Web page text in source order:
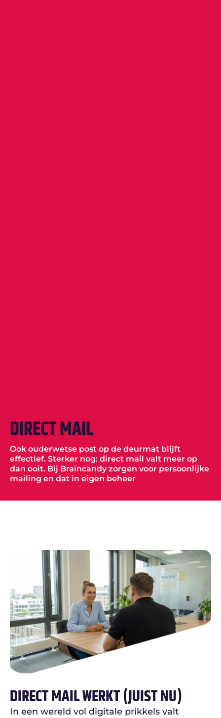
DIRECT MAIL
Ook ouderwetse post op de deurmat blijft
effectief. Sterker nog: direct mail valt meer op
dan ooit. Bij Braincandy zorgen voor persoonlijke
mailing en dat in eigen beheer
DIRECT MAIL WERKT (JUIST NU)
In een wereld vol digitale prikkels valt